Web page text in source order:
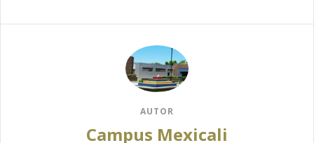
AUTOR
Campus Mexicali